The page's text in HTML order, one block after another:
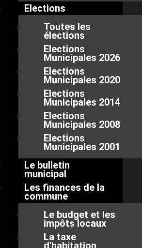
Elections
Toutes les
élections
Elections
Municipales 2026
Elections
Municipales 2020
Elections
Municipales 2014
Elections
Municipales 2008
Elections
Municipales 2001
Le bulletin
municipal
Les finances de la
commune
Le budget et les
impôts locaux
La taxe
d'habitation